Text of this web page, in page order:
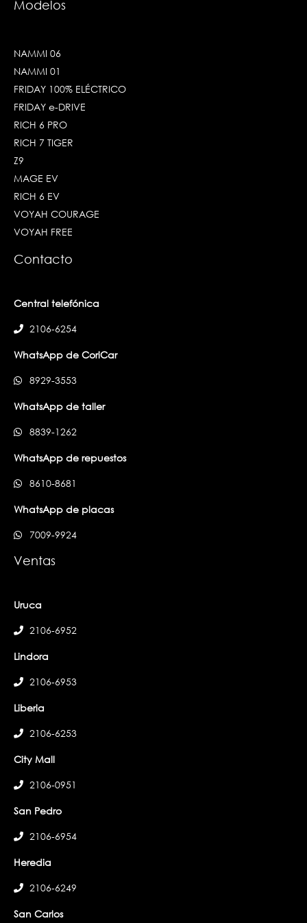
Modelos
NAMMI 06
NAMMI 01
FRIDAY 100% ELÉCTRICO
FRIDAY e-DRIVE
RICH 6 PRO
RICH 7 TIGER
Z9
MAGE EV
RICH 6 EV
VOYAH COURAGE
VOYAH FREE
Contacto
Central telefónica
2106-6254
WhatsApp de CoriCar
8929-3553
WhatsApp de taller
8839-1262
WhatsApp de repuestos
8610-8681
WhatsApp de placas
7009-9924
Ventas
Uruca
2106-6952
Lindora
2106-6953
Liberia
2106-6253
City Mall
2106-0951
San Pedro
2106-6954
Heredia
2106-6249
San Carlos